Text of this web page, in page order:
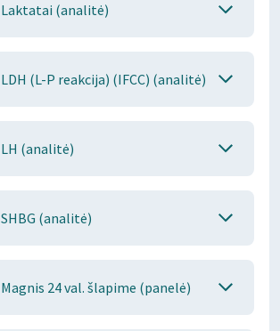
Laktatai (analitė)
LDH (L-P reakcija) (IFCC) (analitė)
LH (analitė)
SHBG (analitė)
Magnis 24 val. šlapime (panelė)